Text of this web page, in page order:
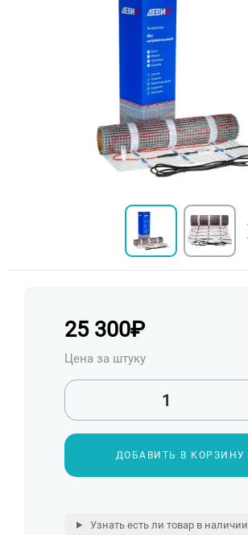
25 300₽
Цена за штуку
ДОБАВИТЬ В КОРЗИНУ
Узнать есть ли товар в наличии